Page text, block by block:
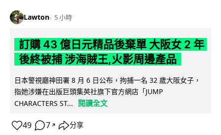
Lawton 5 小時
訂購 43 億日元精品後棄單 大阪女 2 年
後終被捕 涉海賊王,火影周邊產品
日本警視廳神田署 8 月 6 日公布，拘捕一名 32 歲大阪女子，
指她涉嫌在出版巨頭集英社旗下官方網店「JUMP
CHARACTERS ST...
閱讀全文
49 7 ↗ 分享